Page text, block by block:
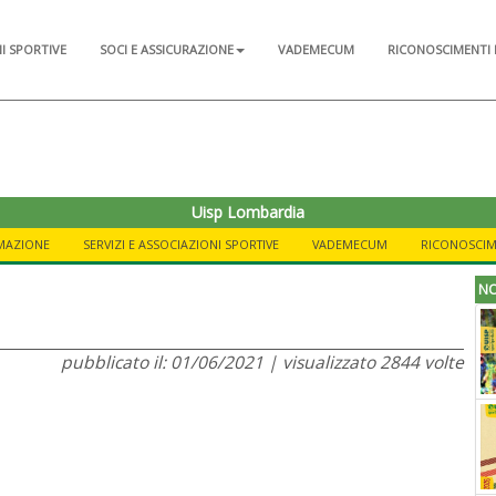
SPORTIVE SOCI E ASSICURAZIONE VADEMECUM RICONOSCIMENTI
Uisp Lombardia
SERVIZI E ASSOCIAZIONI SPORTIVE VADEMECUM
pubblicato il: 01/06/2021 | visualizzato 2844 volte